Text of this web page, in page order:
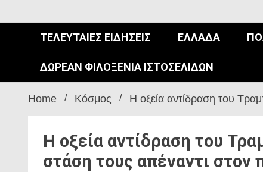
ΤΕΛΕΥΤΑΊΕΣ ΕΙΔΉΣΕΙΣ ΕΛΛΆΔΑ
ΔΩΡΕΆΝ ΦΙΛΟΞΕΝΊΑ ΙΣΤΟΣΕΛΊΔΩΝ
Home Κόσμος Η οξεία αντίδραση του
Η οξεία αντίδραση του
στάση τους απέναντι στον